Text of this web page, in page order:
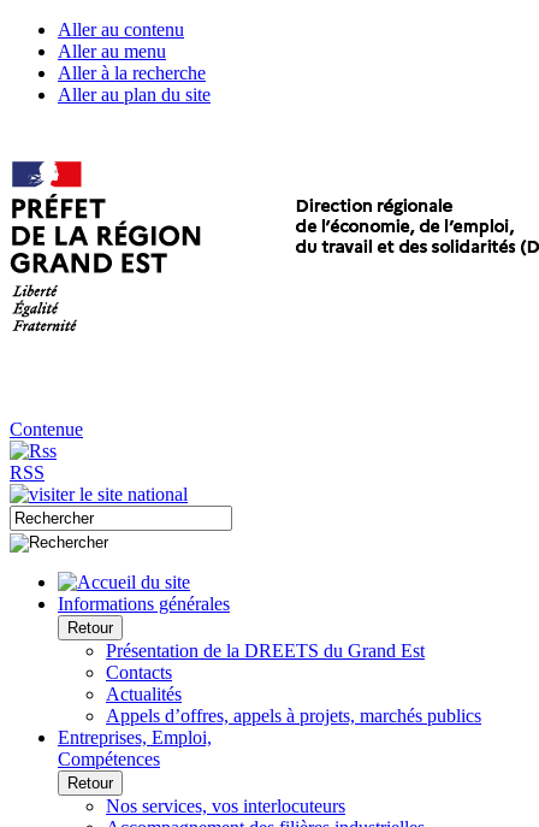
Aller au contenu
Aller au menu
Aller à la recherche
Aller au plan du site
Contenue
RSS
Informations générales
Retour
Présentation de la DREETS du Grand Est
Contacts
Actualités
Appels d’offres, appels à projets, marchés publics
Entreprises, Emploi,
Compétences
Retour
Nos services, vos interlocuteurs